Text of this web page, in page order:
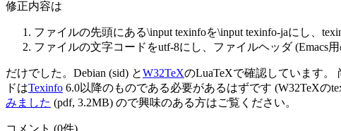
修正内容は
ファイルの先頭にある\input texinfoを\input texinfo-jaにし、
ファイルの文字コードをutf-8にし、ファイルヘッダ (Emacs
だけでした。Debian (sid) とW32TeXのLuaTeXで確認しています。
ドはTexinfo 6.0以降のものである必要があるはずです (W32TeXの
みました (pdf, 3.2MB) ので興味のある方はご覧ください。
コメント (0件)